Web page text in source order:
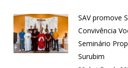
SAV promove
Convivência
Seminário
Surubim